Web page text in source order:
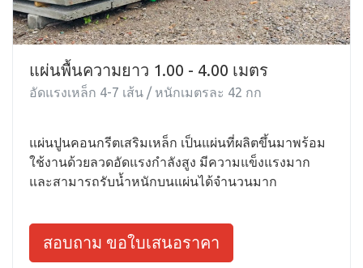
แผ่นพื้นความยาว 1.00 - 4.00 เมตร
อัดแรงเหล็ก 4-7 เส้น / หนักเมตรละ 42 กก
แผ่นปูนคอนกรีตเสริมเหล็ก เป็นแผ่นที่ผลิตขึ้นมาพร้อม
ใช้งานด้วยลวดอัดแรงกำลังสูง มีความแข็งแรงมาก
และสามารถรับน้ำหนักบนแผ่นได้จำนวนมาก
สอบถาม ขอใบเสนอราคา